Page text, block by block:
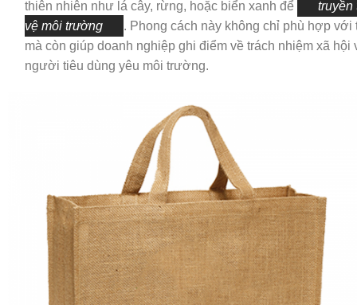
thiên nhiên như lá cây, rừng, hoặc biển xanh để
truyền
vệ môi trường
. Phong cách này không chỉ phù hợp
mà còn giúp doanh nghiệp ghi điểm về trách nhiệm xã
người tiêu dùng yêu môi trường.